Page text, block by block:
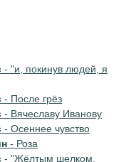
- "и, покинув людей, я
- После грёз
- Вячеславу Иванову
- Осеннее чувство
- Роза
- "Жёлтым шелком,